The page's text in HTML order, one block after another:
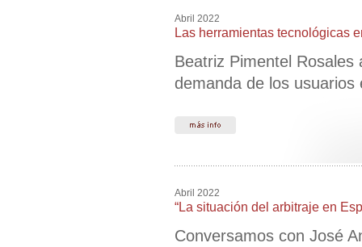
Abril 2022
Las herramientas tecnológicas
Beatriz Pimentel
demanda de los
Abril 2022
“La situación del arbitraje en
Conversamos con José